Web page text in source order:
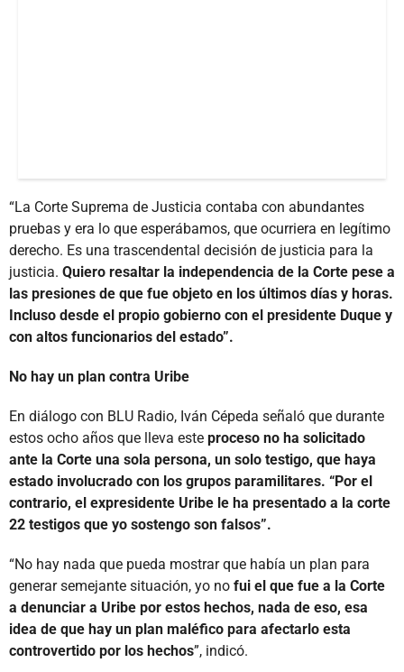
“La Corte Suprema de Justicia contaba con abundantes
pruebas y era lo que esperábamos, que ocurriera en legítimo
derecho. Es una trascendental decisión de justicia para la
justicia. Quiero resaltar la independencia de la Corte pese a
las presiones de que fue objeto en los últimos días y horas.
Incluso desde el propio gobierno con el presidente Duque y
con altos funcionarios del estado”.
No hay un plan contra Uribe
En diálogo con BLU Radio, Iván Cépeda señaló que durante
estos ocho años que lleva este proceso no ha solicitado
ante la Corte una sola persona, un solo testigo, que haya
estado involucrado con los grupos paramilitares. “Por el
contrario, el expresidente Uribe le ha presentado a la corte
22 testigos que yo sostengo son falsos”.
“No hay nada que pueda mostrar que había un plan para
generar semejante situación, yo no fui el que fue a la Corte
a denunciar a Uribe por estos hechos, nada de eso, esa
idea de que hay un plan maléfico para afectarlo esta
controvertido por los hechos”, indicó.